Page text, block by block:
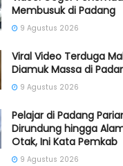
Membusuk di Padang
9 Agustus 2026
Viral Video Terduga
Diamuk Massa di
9 Agustus 2026
Pelajar di Padang
Dirundung hingga
Otak, Ini Kata Pemkab
9 Agustus 2026